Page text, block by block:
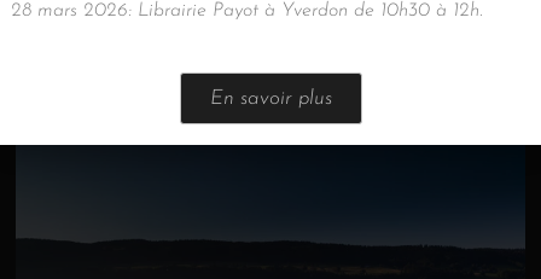
28 mars 2026: Librairie Payot à Yverdon de 10h30 à 12h.
En savoir plus